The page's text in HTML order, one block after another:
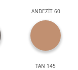
ANDEZİT 60
TAN 145